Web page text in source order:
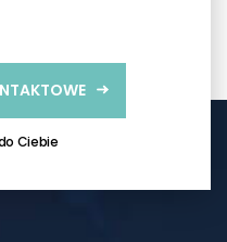
Ciebie